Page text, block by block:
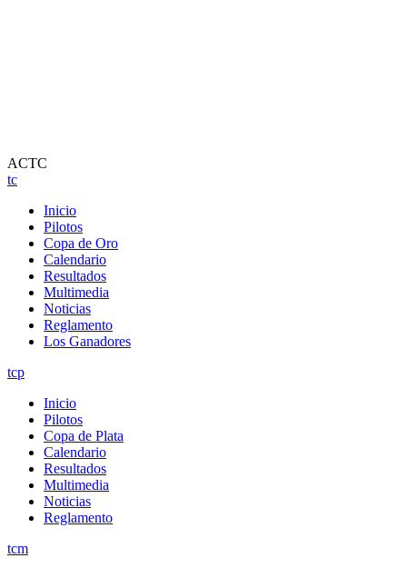
ACTC
tc
Inicio
Pilotos
Copa de Oro
Calendario
Resultados
Multimedia
Noticias
Reglamento
Los Ganadores
tcp
Inicio
Pilotos
Copa de Plata
Calendario
Resultados
Multimedia
Noticias
Reglamento
tcm